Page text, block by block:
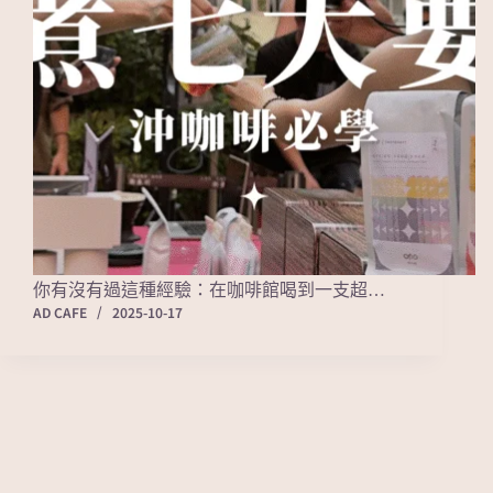
你有沒有過這種經驗：在咖啡館喝到一支超…
AD CAFE
2025-10-17